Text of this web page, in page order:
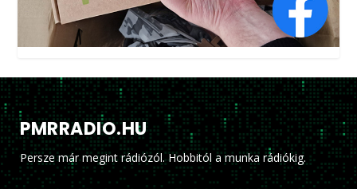
PMRRADIO.HU
Persze már megint rádiózól. Hobbitól a munka rádiókig.